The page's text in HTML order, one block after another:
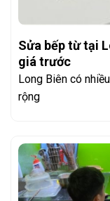
Sửa bếp từ tại
giá trước
Long Biên có
rộng